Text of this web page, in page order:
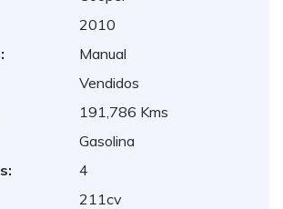
2010
Manual
Vendidos
191,786 Kms
Gasolina
4
211cv